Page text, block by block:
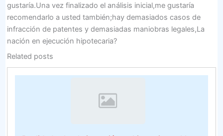
gustaría.Una vez finalizado el análisis inicial,me gustaría
recomendarlo a usted también;hay demasiados casos de
infracción de patentes y demasiadas maniobras legales,La
nación en ejecución hipotecaria?
Related posts